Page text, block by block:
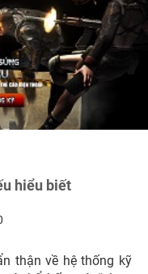
hiểu biết
thận về hệ thống kỹ